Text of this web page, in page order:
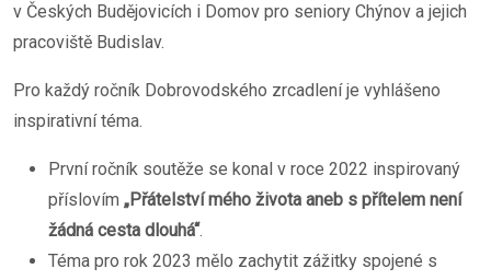
v Českých Budějovicích i Domov pro seniory Chýnov a jejich
pracoviště Budislav.
Pro každý ročník Dobrovodského zrcadlení je vyhlášeno
inspirativní téma.
První ročník soutěže se konal v roce 2022 inspirovaný
příslovím „Přátelství mého života aneb s přítelem není
žádná cesta dlouhá“.
Téma pro rok 2023 mělo zachytit zážitky spojené s